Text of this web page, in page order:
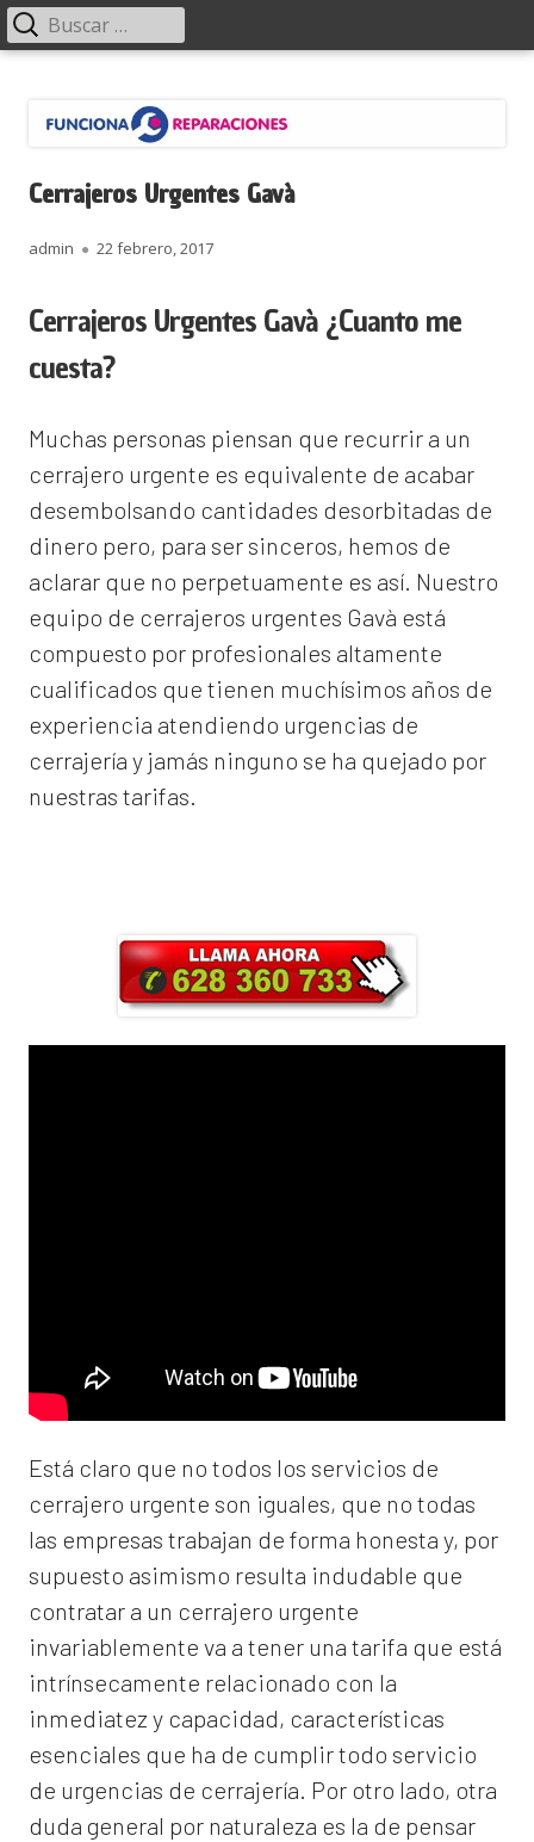
contenido
Menú
principal Buscar:
Cerrajeros Urgentes Gavà
Autor
admin
Publicado
22 febrero, 2017
Cerrajeros Urgentes Gavà ¿Cuanto me
cuesta?
Muchas personas piensan que recurrir a un
cerrajero urgente es equivalente de acabar
desembolsando cantidades desorbitadas de
dinero pero, para ser sinceros, hemos de
aclarar que no perpetuamente es así. Nuestro
equipo de cerrajeros urgentes Gavà está
compuesto por profesionales altamente
cualificados que tienen muchísimos años de
experiencia atendiendo urgencias de
cerrajería y jamás ninguno se ha quejado por
nuestras tarifas.
Está claro que no todos los servicios de
cerrajero urgente son iguales, que no todas
las empresas trabajan de forma honesta y, por
supuesto asimismo resulta indudable que
contratar a un cerrajero urgente
invariablemente va a tener una tarifa que está
intrínsecamente relacionado con la
inmediatez y capacidad, características
esenciales que ha de cumplir todo servicio
de urgencias de cerrajería. Por otro lado, otra
duda general por naturaleza es la de pensar